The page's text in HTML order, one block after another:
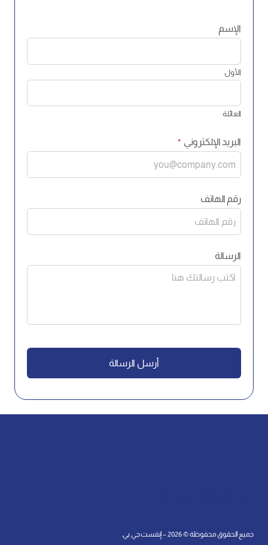
الإسم
الأول
العائلة
البريد الإلكتروني *
رقم الهاتف
الرسالة
أرسل الرسالة
جميع الحقوق محفوظة © 2026 – إنفست جي بي.